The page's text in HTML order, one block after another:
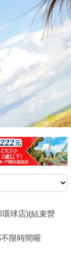
球店)(結束營
限時間喔